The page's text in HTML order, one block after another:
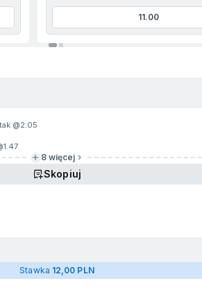
11.00
@2.05
1.47
8 więcej
Skopiuj
Stawka 12,00 PLN